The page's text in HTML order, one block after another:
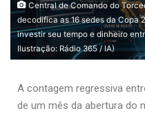
Central de Comando do
decodifica as 16 sedes da Copa
investir seu tempo e dinheiro
Ilustração: Rádio 365 / IA)
A contagem regressiva
de um mês da abertura do